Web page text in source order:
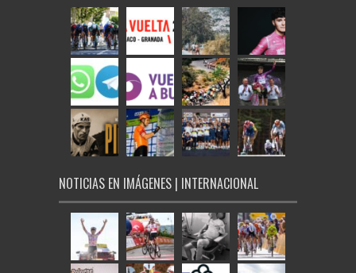
NOTICIAS EN IMÁGENES | INTERNACIONAL